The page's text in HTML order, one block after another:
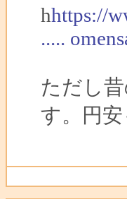
hhttps://
.....
ただし
す。円